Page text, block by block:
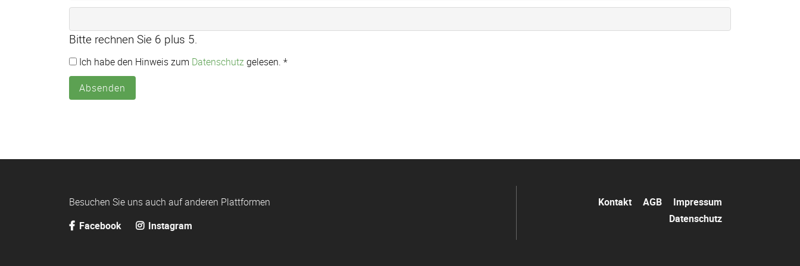
Bitte rechnen Sie 6 plus 5.
Ich habe den Hinweis zum Datenschutzgelesen. *
Absenden
Besuchen Sie uns auch auf anderen Plattformen
Facebook
Instagram
Kontakt AGB
Impressum
Datenschutz